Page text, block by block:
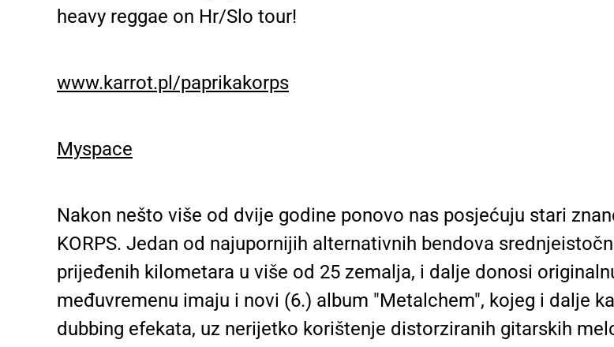
heavy reggae on Hr/Slo tour!
www.karrot.pl/paprikakorps
Myspace
Nakon nešto više od dvije godine ponovo nas posjećuju stari
KORPS. Jedan od najupornijih alternativnih bendova
prijeđenih kilometara u više od 25 zemalja, i dalje donosi
međuvremenu imaju i novi (6.) album "Metalchem", kojeg i dalje
dubbing efekata, uz nerijetko korištenje distorziranih gitarskih